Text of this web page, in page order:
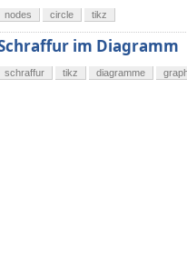
nodes circle tikz
im Diagramm
schraffur tikz diagramme